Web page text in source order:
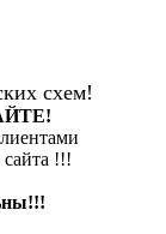
схем!
!!!